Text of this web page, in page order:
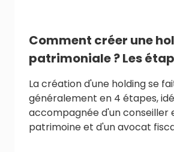
Comment créer une
patrimoniale ? Les
La création d'une holding se
généralement en 4 étapes,
accompagnée d'un conseiller
patrimoine et d'un avocat